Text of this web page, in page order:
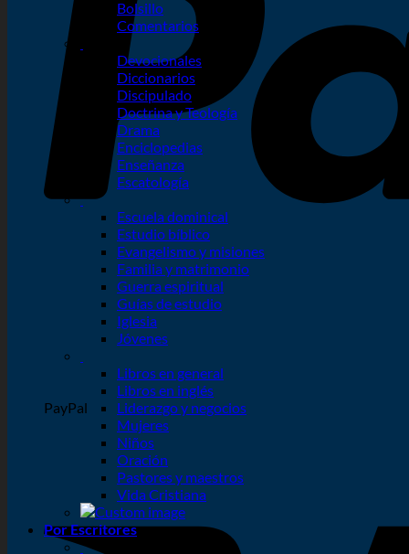
PayPal
Bolsillo
Comentarios
Devocionales
Diccionarios
Discipulado
Doctrina y Teología
Drama
Enciclopedias
Enseñanza
Escatología
Escuela dominical
Estudio bíblico
Evangelismo y misiones
Familia y matrimonio
Guerra espiritual
Guías de estudio
Iglesia
Jóvenes
Libros en general
Libros en inglés
Liderazgo y negocios
Mujeres
Niños
Oración
Pastores y maestros
Vida Cristiana
Por Escritores